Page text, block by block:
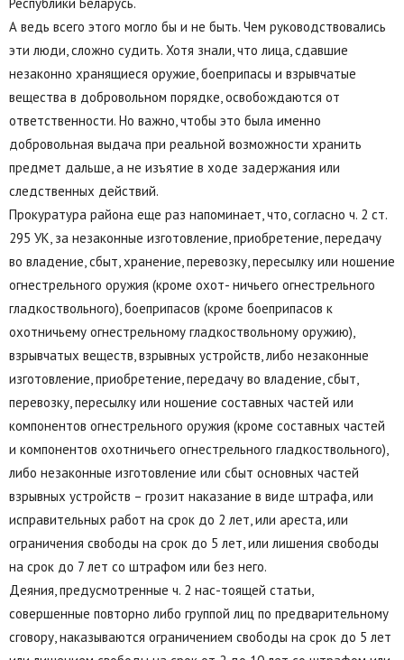
А ведь всего этого могло бы и не быть. Чем руководствовались
эти люди, сложно судить. Хотя знали, что лица, сдавшие
незаконно хранящиеся оружие, боеприпасы и взрывчатые
вещества в добровольном порядке, освобождаются от
ответственности. Но важно, чтобы это была именно
добровольная выдача при реальной возможности хранить
предмет дальше, а не изъятие в ходе задержания или
следственных действий.
Прокуратура района еще раз напоминает, что, согласно ч. 2 ст.
295 УК, за незаконные изготовление, приобретение, передачу
во владение, сбыт, хранение, перевозку, пересылку или ношение
огнестрельного оружия (кроме охот- ничьего огнестрельного
гладкоствольного), боеприпасов (кроме боеприпасов к
охотничьему огнестрельному гладкоствольному оружию),
взрывчатых веществ, взрывных устройств, либо незаконные
изготовление, приобретение, передачу во владение, сбыт,
перевозку, пересылку или ношение составных частей или
компонентов огнестрельного оружия (кроме составных частей
и компонентов охотничьего огнестрельного гладкоствольного),
либо незаконные изготовление или сбыт основных частей
взрывных устройств – грозит наказание в виде штрафа, или
исправительных работ на срок до 2 лет, или ареста, или
ограничения свободы на срок до 5 лет, или лишения свободы
на срок до 7 лет со штрафом или без него.
Деяния, предусмотренные ч. 2 нас-тоящей статьи,
совершенные повторно либо группой лиц по предварительному
сговору, наказываются ограничением свободы на срок до 5 лет